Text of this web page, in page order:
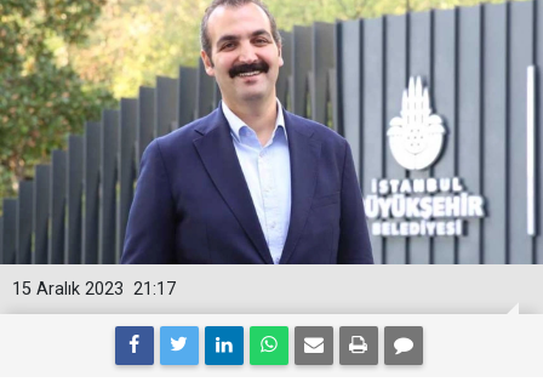
21:17
15 Aralık 2023